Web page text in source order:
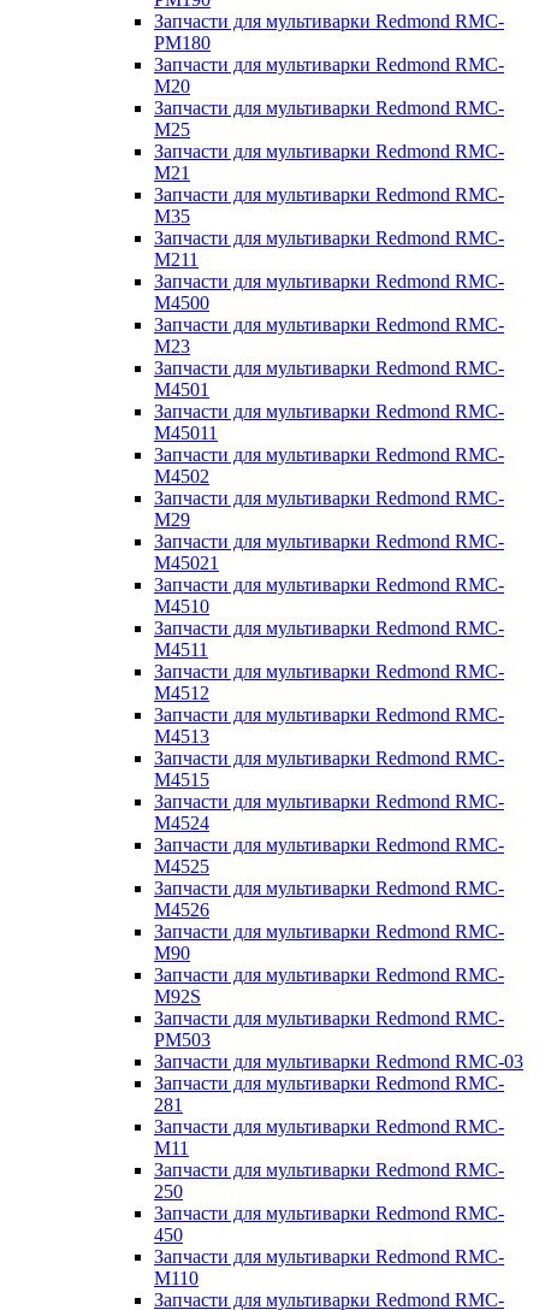
Запчасти для мультиварки Redmond RMC-
PM180
Запчасти для мультиварки Redmond RMC-
M20
Запчасти для мультиварки Redmond RMC-
M25
Запчасти для мультиварки Redmond RMC-
M21
Запчасти для мультиварки Redmond RMC-
M35
Запчасти для мультиварки Redmond RMC-
M211
Запчасти для мультиварки Redmond RMC-
M4500
Запчасти для мультиварки Redmond RMC-
M23
Запчасти для мультиварки Redmond RMC-
M4501
Запчасти для мультиварки Redmond RMC-
M45011
Запчасти для мультиварки Redmond RMC-
M4502
Запчасти для мультиварки Redmond RMC-
M29
Запчасти для мультиварки Redmond RMC-
M45021
Запчасти для мультиварки Redmond RMC-
M4510
Запчасти для мультиварки Redmond RMC-
M4511
Запчасти для мультиварки Redmond RMC-
M4512
Запчасти для мультиварки Redmond RMC-
M4513
Запчасти для мультиварки Redmond RMC-
M4515
Запчасти для мультиварки Redmond RMC-
M4524
Запчасти для мультиварки Redmond RMC-
M4525
Запчасти для мультиварки Redmond RMC-
M4526
Запчасти для мультиварки Redmond RMC-
M90
Запчасти для мультиварки Redmond RMC-
M92S
Запчасти для мультиварки Redmond RMC-
PM503
Запчасти для мультиварки Redmond RMC-03
Запчасти для мультиварки Redmond RMC-
281
Запчасти для мультиварки Redmond RMC-
M11
Запчасти для мультиварки Redmond RMC-
250
Запчасти для мультиварки Redmond RMC-
450
Запчасти для мультиварки Redmond RMC-
M110
Запчасти для мультиварки Redmond RMC-